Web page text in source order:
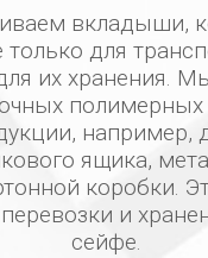
вкладыши,
для
их хранения.
например,
ящика,
коробки.
и
сейфе.